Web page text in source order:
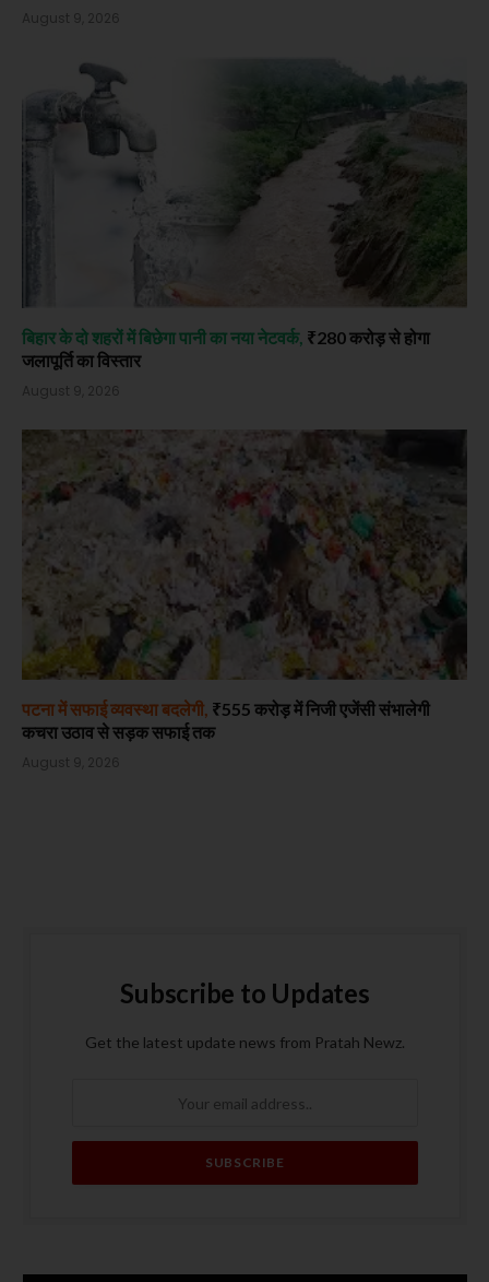
August 9, 2026
बिहार के दो शहरों में बिछेगा पानी का नया नेटवर्क, ₹280 करोड़ से होगा
जलापूर्ति का विस्तार
August 9, 2026
पटना में सफाई व्यवस्था बदलेगी, ₹555 करोड़ में निजी एजेंसी संभालेगी
कचरा उठाव से सड़क सफाई तक
August 9, 2026
Subscribe to Updates
Get the latest update news from Pratah Newz.